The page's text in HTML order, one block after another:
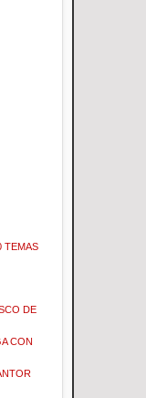
TEMAS
DE
CON